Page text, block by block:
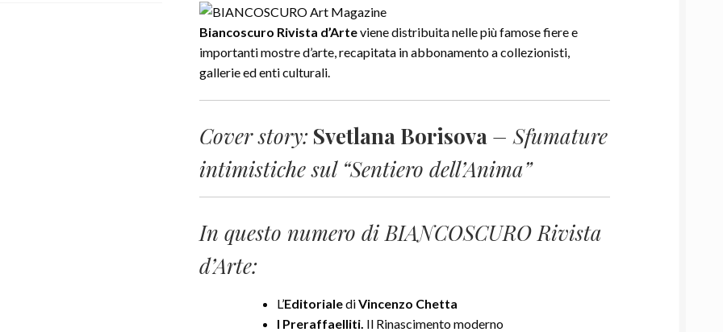
Biancoscuro Rivista d’Arteviene distribuita nelle più famose fiere e
importanti mostre d’arte, recapitata in abbonamento a collezionisti,
gallerie ed enti culturali.
Cover story: Svetlana Borisova – Sfumature
intimistiche sul “Sentiero dell’Anima”
In questo numero di BIANCOSCURO Rivista
d’Arte:
L’EditorialediVincenzo Chetta
I Preraffaelliti. Il Rinascimento moderno